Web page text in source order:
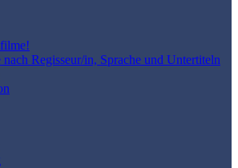
Regisseur/in, Sprache und Untertiteln